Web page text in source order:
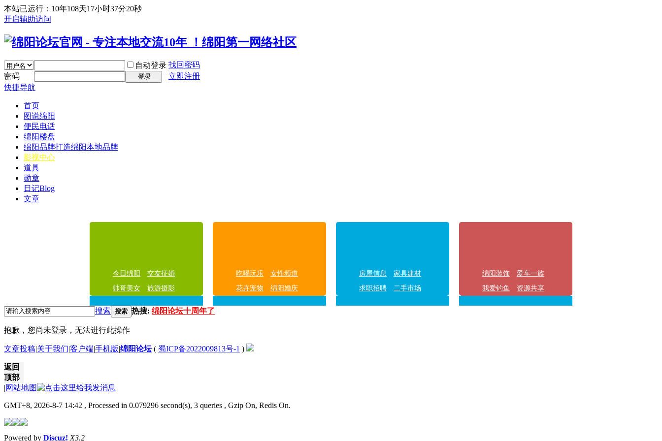
本站已运行：10年108天17小时37分21秒
开启辅助访问
自动登录 找回密码
密码
登录
立即注册
快捷导航
首页
图说绵阳
便民电话
绵阳楼盘
绵阳品牌打造绵阳本地品牌
影视中心
道具
勋章
日记Blog
文章
今日绵阳
交友征婚
帅哥美女
旅游摄影
吃喝玩乐
女性频道
花卉宠物
绵阳婚庆
房屋信息
家具建材
求职招聘
二手市场
绵阳装饰
爱车一族
我爱钓鱼
资源共享
搜索 搜索 热搜: 绵阳论坛十周年了
抱歉，您尚未登录，无法进行此操作
文章投稿|关于我们|客户端|手机版|绵阳论坛 ( 蜀ICP备2022009813号-1 )
返回
顶部
|网站地图
GMT+8, 2026-8-7 14:42 , Processed in 0.079296 second(s), 3 queries , Gzip On, Redis On.
Powered by Discuz! X3.2